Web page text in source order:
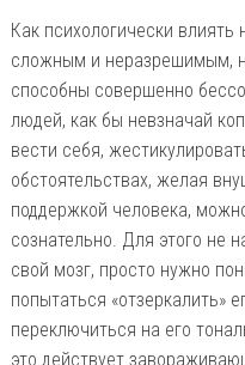
Как психологически
сложным и неразрешимым,
способны совершенно
людей, как бы невзначай
вести себя,
обстоятельствах, желая
поддержкой человека,
сознательно. Для этого не
свой мозг, просто нужно
попытаться «отзеркалить»
переключиться на его
это действует